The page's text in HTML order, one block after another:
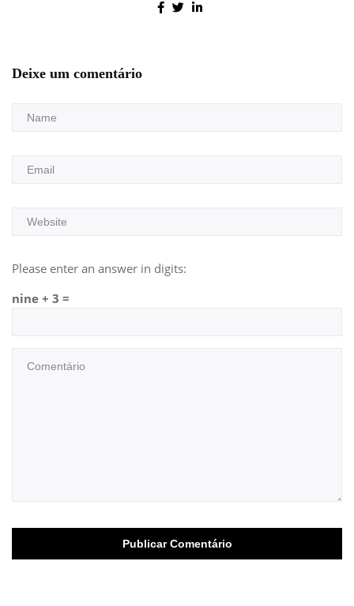
Deixe um comentário
Please enter an answer in digits:
nine + 3 =